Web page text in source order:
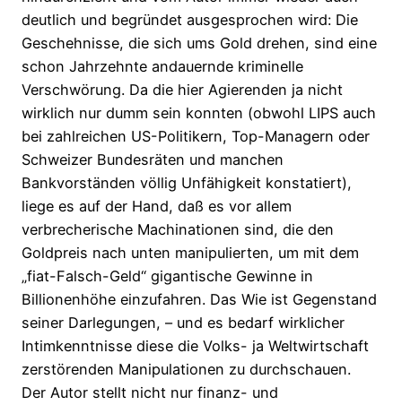
deutlich und begründet ausgesprochen wird: Die
Geschehnisse, die sich ums Gold drehen, sind eine
schon Jahrzehnte andauernde kriminelle
Verschwörung. Da die hier Agierenden ja nicht
wirklich nur dumm sein konnten (obwohl LIPS auch
bei zahlreichen US-Politikern, Top-Managern oder
Schweizer Bundesräten und manchen
Bankvorständen völlig Unfähigkeit konstatiert),
liege es auf der Hand, daß es vor allem
verbrecherische Machinationen sind, die den
Goldpreis nach unten manipulierten, um mit dem
„fiat-Falsch-Geld“ gigantische Gewinne in
Billionenhöhe einzufahren. Das Wie ist Gegenstand
seiner Darlegungen, – und es bedarf wirklicher
Intimkenntnisse diese die Volks- ja Weltwirtschaft
zerstörenden Manipulationen zu durchschauen.
Der Autor stellt nicht nur finanz- und